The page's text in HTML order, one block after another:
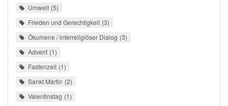
Umwelt 5
Frieden und Gerechtigkeit 3
Ökumene / interreligiöser Dialog 3
Advent 1
Fastenzeit 1
Sankt Martin 2
Valentinstag 1